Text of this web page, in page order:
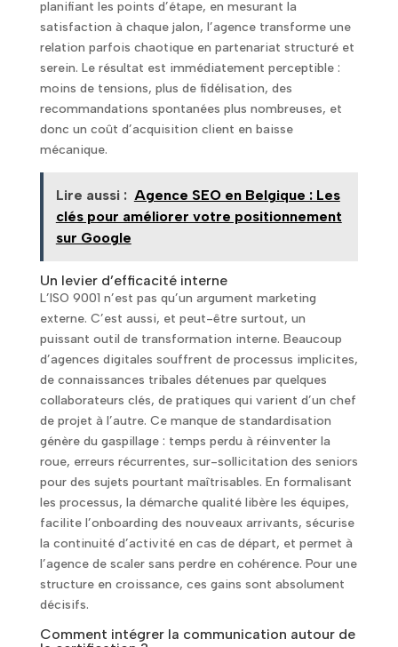
planifiant les points d’étape, en mesurant la
satisfaction à chaque jalon, l’agence transforme une
relation parfois chaotique en partenariat structuré et
serein. Le résultat est immédiatement perceptible :
moins de tensions, plus de fidélisation, des
recommandations spontanées plus nombreuses, et
donc un coût d’acquisition client en baisse
mécanique.
Lire aussi : Agence SEO en Belgique : Les
clés pour améliorer votre positionnement
sur Google
Un levier d’efficacité interne
L’ISO 9001 n’est pas qu’un argument marketing
externe. C’est aussi, et peut-être surtout, un
puissant outil de transformation interne. Beaucoup
d’agences digitales souffrent de processus implicites,
de connaissances tribales détenues par quelques
collaborateurs clés, de pratiques qui varient d’un chef
de projet à l’autre. Ce manque de standardisation
génère du gaspillage : temps perdu à réinventer la
roue, erreurs récurrentes, sur-sollicitation des seniors
pour des sujets pourtant maîtrisables. En formalisant
les processus, la démarche qualité libère les équipes,
facilite l’onboarding des nouveaux arrivants, sécurise
la continuité d’activité en cas de départ, et permet à
l’agence de scaler sans perdre en cohérence. Pour une
structure en croissance, ces gains sont absolument
décisifs.
Comment intégrer la communication autour de